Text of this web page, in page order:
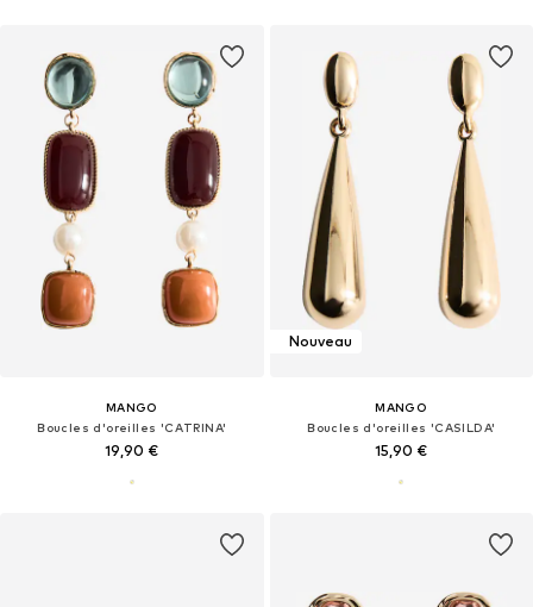
MANGO
Boucles d'oreilles 'CATRINA'
19,90 €
Nouveau
MANGO
Boucles d'oreilles 'CASILDA'
15,90 €